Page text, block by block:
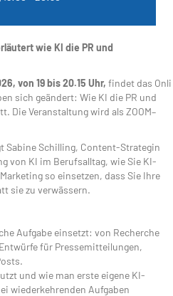
wie KI die PR und
von 19bis20.15 Uhr, findet das Onli
sich geändert: Wie KI die PR und
Die Veranstaltung wird als ZOOM–
Sabine Schilling, Content-Strategin
von KI im Berufsalltag, wie Sie KI-
so einsetzen, dass Sie Ihre
sie zu verwässern.
Aufgabe einsetzt: von Recherche
für Pressemitteilungen,
und wie man erste eigene KI-
wiederkehrenden Aufgaben